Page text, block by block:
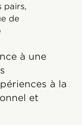
pairs,
de
à une
à la
et